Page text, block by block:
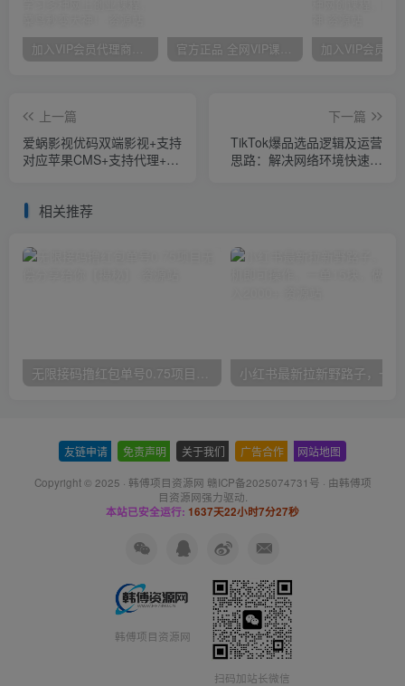
加入VIP会员代理商，享90%的推广提成，免费学习多种网上创业课程，菜鸟秒变大神！ 官方正品 全网VIP课程 无损下载~
上一篇
爱蜗影视优码双端影视+支持
对应苹果CMS+支持代理+在
下一篇
TikTok爆品选品逻辑及运营
思路：解决网络环境快速入
相关推荐
友链申请 免责声明 关于我们 广告合作 网站地图
Copyright © 2025 · 韩傅项目资源网 赣ICP备2025074731号 · 由韩傅项
目资源网强力驱动.
本站已安全运行: 1637天22小时7分27秒
韩傅项目资源网
扫码加站长微信